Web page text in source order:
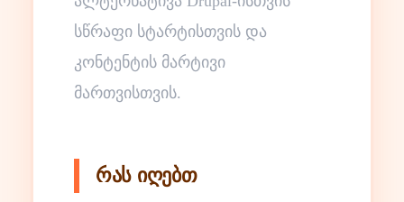
სწრაფი სტარტისთვის და
კონტენტის მარტივი
მართვისთვის.
რას იღებთ